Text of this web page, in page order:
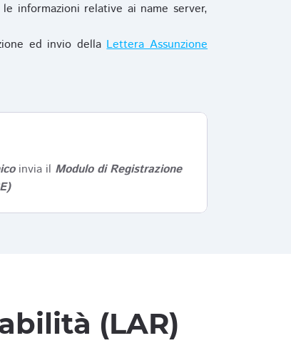
informazioni relative ai name server,
ed invio dellaLettera Assunzione
invia il Modulo di Registrazione
(LAR)